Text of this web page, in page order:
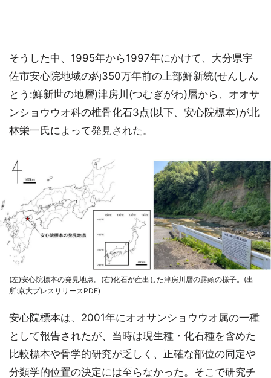
そうした中、1995年から1997年にかけて、大分県宇
佐市安心院地域の約350万年前の上部鮮新統(せんしん
とう:鮮新世の地層)津房川(つむぎがわ)層から、オオサ
ンショウウオ科の椎骨化石3点(以下、安心院標本)が北
林栄一氏によって発見された。
(左)安心院標本の発見地点。(右)化石が産出した津房川層の露頭の様子。(出
所:京大プレスリリースPDF)
安心院標本は、2001年にオオサンショウウオ属の一種
として報告されたが、当時は現生種・化石種を含めた
比較標本や骨学的研究が乏しく、正確な部位の同定や
分類学的位置の決定には至らなかった。そこで研究チ